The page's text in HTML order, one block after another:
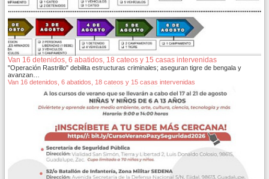
Van 16 detenidos, 6 abatidos, 18 cateos y 15 casas intervenidas
"Operación Rastrillo" debilita estructuras criminales; aseguran tigre de bengala y
avanzan…
Van 16 detenidos, 6 abatidos, 18 cateos y 15 casas intervenidas